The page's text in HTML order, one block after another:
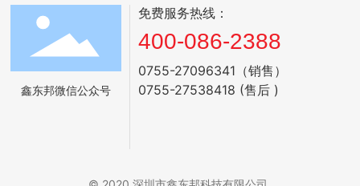
鑫东邦微信公众号
免费服务热线：
400-086-2388
0755-27096341（销售）
0755-27538418 (售后 )